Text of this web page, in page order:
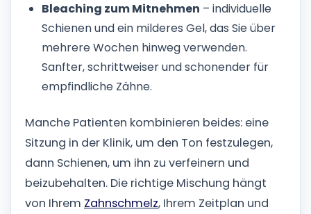
Bleaching zum Mitnehmen – individuelle
Schienen und ein milderes Gel, das Sie über
mehrere Wochen hinweg verwenden.
Sanfter, schrittweiser und schonender für
empfindliche Zähne.
Manche Patienten kombinieren beides: eine
Sitzung in der Klinik, um den Ton festzulegen,
dann Schienen, um ihn zu verfeinern und
beizubehalten. Die richtige Mischung hängt
von Ihrem Zahnschmelz, Ihrem Zeitplan und